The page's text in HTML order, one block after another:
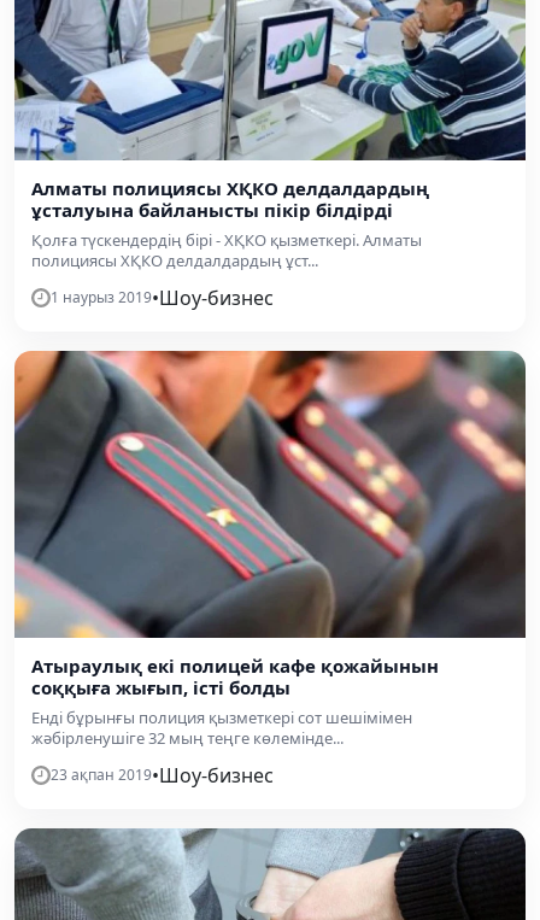
Алматы полициясы ХҚКО делдалдардың
ұсталуына байланысты пікір білдірді
Қолға түскендердің бірі - ХҚКО қызметкері. Алматы
полициясы ХҚКО делдалдардың ұст...
1 наурыз 2019•Шоу-бизнес
Атыраулық екі полицей кафе қожайынын
соққыға жығып, істі болды
Енді бұрынғы полиция қызметкері сот шешімімен
жәбірленушіге 32 мың теңге көлемінде...
23 ақпан 2019•Шоу-бизнес